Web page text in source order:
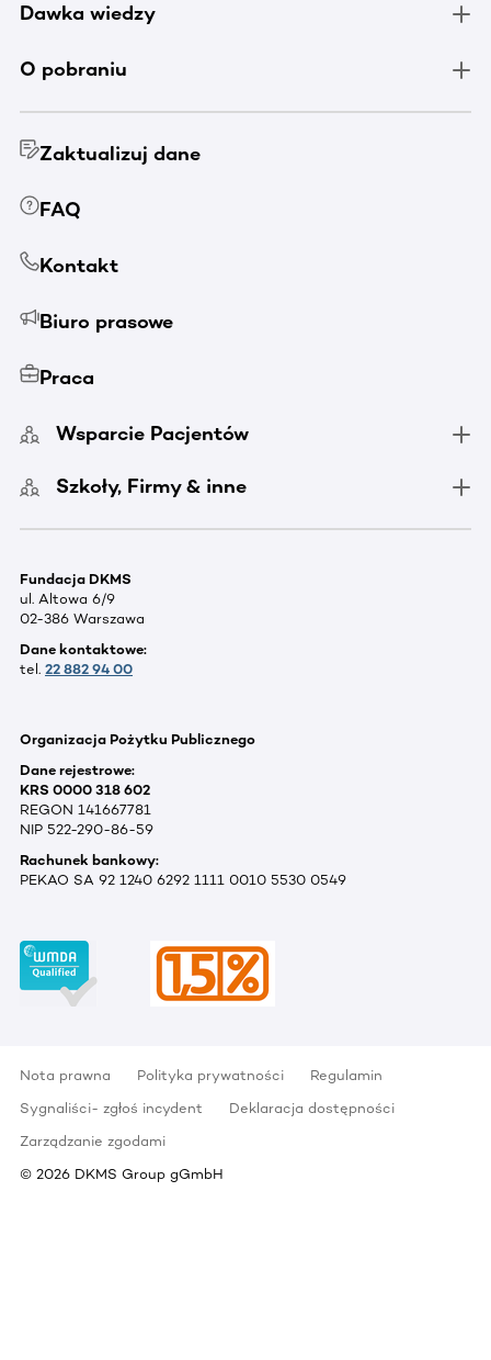
Dawka wiedzy
O pobraniu
Zaktualizuj dane
FAQ
Kontakt
Biuro prasowe
Praca
Wsparcie Pacjentów
Szkoły, Firmy & inne
Fundacja DKMS
ul. Altowa 6/9
02-386 Warszawa
Dane kontaktowe:
tel. 22 882 94 00
Organizacja Pożytku Publicznego
Dane rejestrowe:
KRS 0000 318 602
REGON 141667781
NIP 522-290-86-59
Rachunek bankowy:
PEKAO SA 92 1240 6292 1111 0010 5530 0549
Nota prawna Polityka prywatności
Regulamin
Sygnaliści- zgłoś incydent
Deklaracja dostępności
Zarządzanie zgodami
© 2026 DKMS Group gGmbH